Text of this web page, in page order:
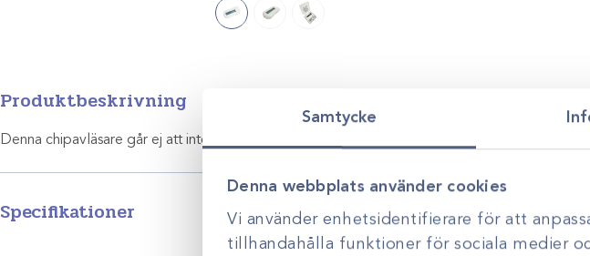
Samtycke
Denna webbplats använder cookies
Vi använder enhetsidentifierare för att
tillhandahålla funktioner för sociala medier
Produktbeskrivning
Denna chipavläsare går ej att integrera med FEI-appen. Läser endast av chipnummer.
Specifikationer